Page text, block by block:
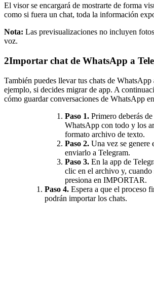
El visor se encargará de mostrarte de forma
como si fuera un chat, toda la información
Nota: Las previsualizaciones no incluyen
voz.
2Importar chat de WhatsApp a
También puedes llevar tus chats de WhatsApp
ejemplo, si decides migrar de app. A
cómo guardar conversaciones de WhatsApp
Paso 1. Primero deberás
WhatsApp con todo y los
formato archivo de texto.
Paso 2. Una vez se genere
enviarlo a Telegram.
Paso 3. En la app de
clic en el archivo y, cuando
presiona en IMPORTAR.
Paso 4. Espera a que el proceso
podrán importar los chats.